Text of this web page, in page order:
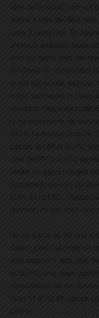
més de la ciutat, com sol
arribat a més del 66%
cada 3 persones. En
diversos analistes
amb els barris més
en Comú en contra dels
el cas del nostre districte,
motiu reproduïm el mapa
resultats d’aquesta
hi ha moviments de vots
CiU hi ha perdut prop de
passar del 48 al 41,4%;
vots del PP que n’ha
similar en percentatges
l’increment de vots de
EUIA-E) i d’ERC, i
districte, ha tret més vots
No es tracta de fer una
dades, però cal notar un
amb augment dels vots
al 26,9%), una major
consolidació de les
(d’un 51 al 53,4% sense
Comú).